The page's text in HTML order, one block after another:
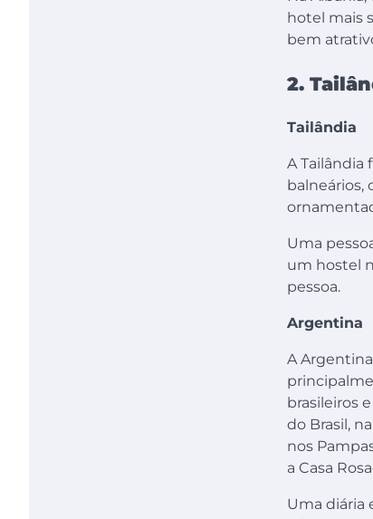
hotel mais
bem
2.
Tailândia
A Tailândia
balneários,
Uma
um hostel
pessoa.
Argentina
A
brasileiros
do Brasil,
nos
a Casa
Uma diária